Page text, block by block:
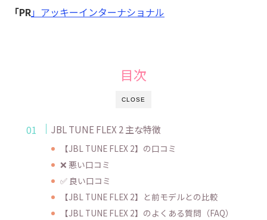
「PR」アッキーインターナショナル
CLOSE
目次
JBL TUNE FLEX 2 主な特徴
【JBL TUNE FLEX 2】の口コミ
❌ 悪い口コミ
✅ 良い口コミ
【JBL TUNE FLEX 2】と前モデルとの比較
【JBL TUNE FLEX 2】のよくある質問（FAQ）